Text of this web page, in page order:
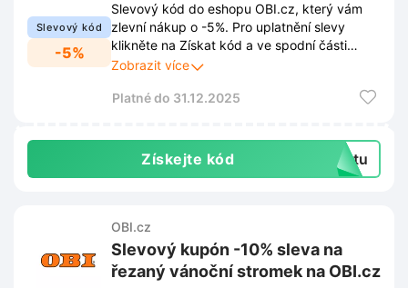
Slevový kód
-5%
Slevový kód do eshopu OBI.cz, který vám
zlevní nákup o -5%. Pro uplatnění slevy
klikněte na Získat kód a ve spodní části
stránky se přihlaste odběru jejich
nejnovějších trendech, nových produktech a
Zobrazit více
Platné do 31.12.2025
Získejte kód extu
OBI.cz
Slevový kupón -10% sleva na
řezaný vánoční stromek na OBI.cz